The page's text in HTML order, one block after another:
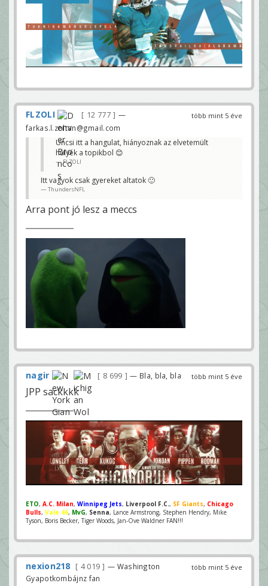
több mint 5 éve
FLZOLI 12 777
—
farkas.l.zoltan@gmail.com
Uncsi itt a hangulat, hiányoznak az elvetemült
hülyék a topikbol 😊
FLZOLI
Itt vagyok csak gyereket altatok 🙂
ThundersNFL
Arra pont jó lesz a meccs
több mint 5 éve
nagir 8 699 — Bla, bla, bla
JPP sackkkk
ETO, A.C. Milan, Winnipeg Jets, Liverpool F.C., SF Giants, Chicago
Bulls, Vale 46, MvG, Senna, Lance Armstrong, Stephen Hendry, Mike
Tyson, Boris Becker, Tiger Woods, Jan-Ove Waldner FAN!!!
több mint 5 éve
nexion218 4 019
— Washington
Gyapotkombájnz fan